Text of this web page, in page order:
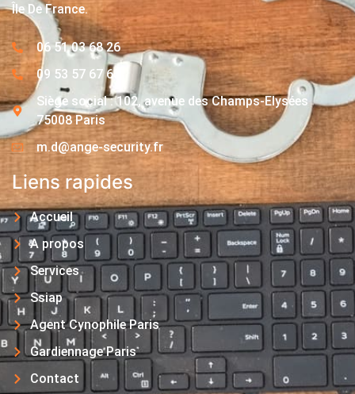
Île De France.
06 51 03 68 26
09 53 57 67 63
Siège social : 102, avenue des Champs-Elysées
75008 Paris
m.d@ange-security.fr
Liens rapides
Accueil
A propos
Services
Ssiap
Agent Cynophile Paris
Gardiennage Paris
Contact